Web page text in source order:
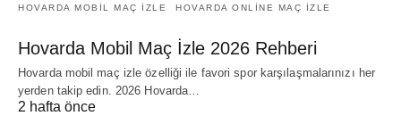
HOVARDA MOBIL MAÇ IZLE HOVARDA ONLINE MAÇ IZLE
Hovarda Mobil Maç İzle 2026 Rehberi
Hovarda mobil maç izle özelliği ile favori spor karşılaşmalarınızı her
yerden takip edin. 2026 Hovarda…
2 hafta önce